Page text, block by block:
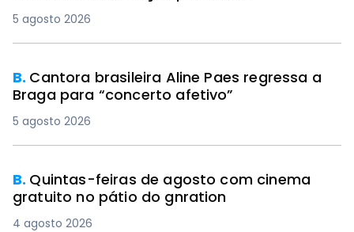
5 agosto 2026
B. Cantora brasileira Aline Paes regressa a
Braga para “concerto afetivo”
5 agosto 2026
B. Quintas-feiras de agosto com cinema
gratuito no pátio do gnration
4 agosto 2026